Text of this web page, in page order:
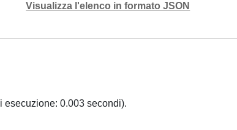
Visualizza l'elenco in formato JSON
esecuzione: 0.003 secondi).